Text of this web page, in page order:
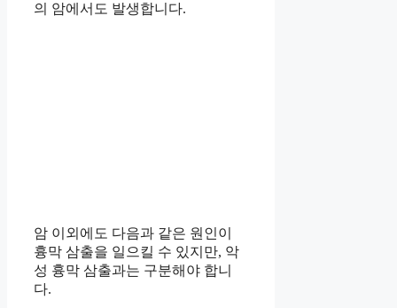
의 암에서도 발생합니다.
암 이외에도 다음과 같은 원인이
흉막 삼출을 일으킬 수 있지만, 악
성 흉막 삼출과는 구분해야 합니
다.